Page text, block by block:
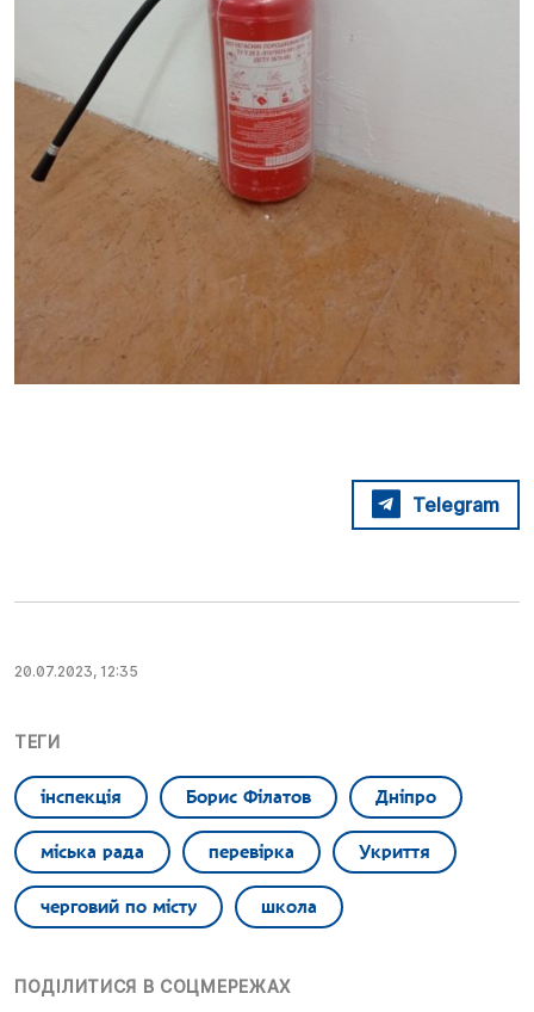
Telegram
20.07.2023, 12:35
ТЕГИ
інспекція Борис Філатов Дніпро
міська рада перевірка Укриття
черговий по місту школа
ПОДІЛИТИСЯ В СОЦМЕРЕЖАХ